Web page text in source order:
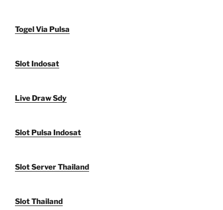
Togel Via Pulsa
Slot Indosat
Live Draw Sdy
Slot Pulsa Indosat
Slot Server Thailand
Slot Thailand